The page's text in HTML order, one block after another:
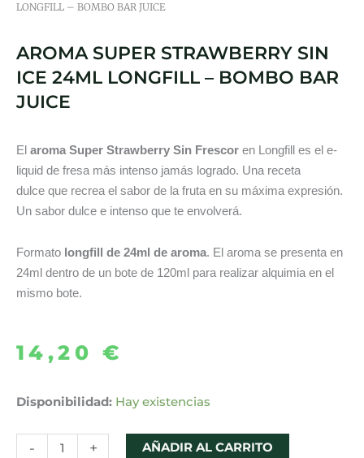
LONGFILL – BOMBO BAR JUICE
AROMA SUPER STRAWBERRY SIN
ICE 24ML LONGFILL – BOMBO BAR
JUICE
El aroma Super Strawberry Sin Frescor en Longfill es el e-
liquid de fresa más intenso jamás logrado. Una receta
dulce que recrea el sabor de la fruta en su máxima expresión.
Un sabor dulce e intenso que te envolverá.
Formato longfill de 24ml de aroma. El aroma se presenta en
24ml dentro de un bote de 120ml para realizar alquimia en el
mismo bote.
14,20€
Disponibilidad: Hay existencias
-
AROMA
STRAWBERRY
+ AÑADIR AL CARRITO